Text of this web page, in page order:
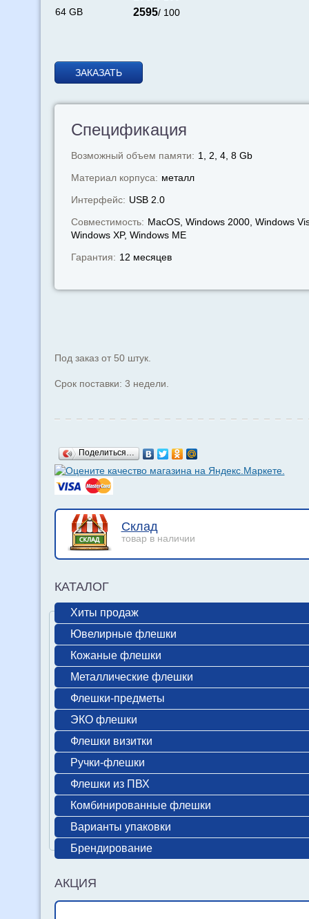
64 GB
2595/ 100
ЗАКАЗАТЬ
Спецификация
Возможный объем памяти: 1, 2, 4, 8 Gb
Материал корпуса: металл
Интерфейс: USB 2.0
Совместимость: MacOS, Windows 2000, Windows
Windows XP, Windows МЕ
Гарантия: 12 месяцев
Под заказ от 50 штук.
Срок поставки: 3 недели.
Поделиться…
Склад
товар в наличии
КАТАЛОГ
Хиты продаж
Ювелирные флешки
Кожаные флешки
Металлические флешки
Флешки-предметы
ЭКО флешки
Флешки визитки
Ручки-флешки
Флешки из ПВХ
Комбинированные флешки
Варианты упаковки
Брендирование
АКЦИЯ